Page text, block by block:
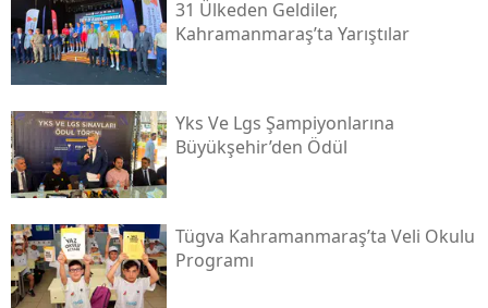
31 Ülkeden Geldiler,
Kahramanmaraş’ta Yarıştılar
Yks Ve Lgs Şampiyonlarına
Büyükşehir’den Ödül
Tügva Kahramanmaraş’ta Veli Okulu
Programı